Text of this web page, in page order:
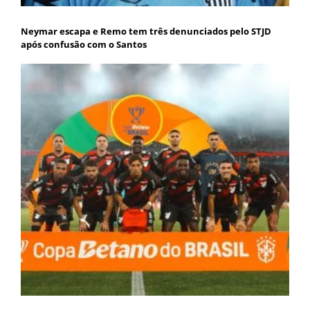
Neymar escapa e Remo tem três denunciados pelo STJD
após confusão com o Santos